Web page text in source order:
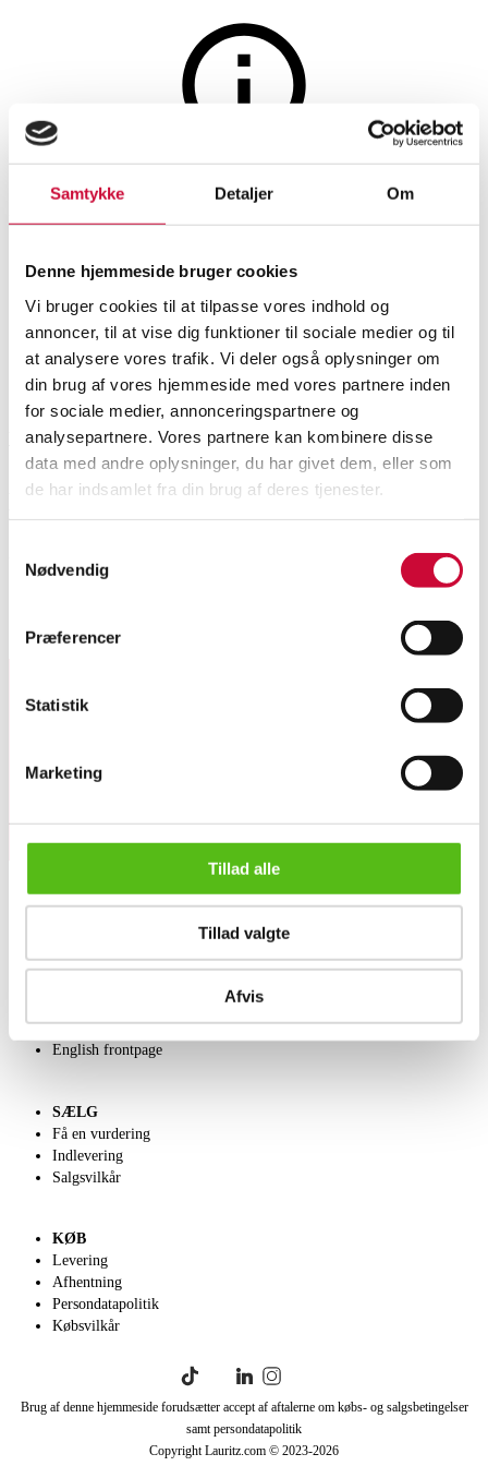
Samtykke Detaljer Om
Denne hjemmeside bruger cookies
Vi bruger cookies til at tilpasse vores indhold og
annoncer, til at vise dig funktioner til sociale medier og til
at analysere vores trafik. Vi deler også oplysninger om
din brug af vores hjemmeside med vores partnere inden
for sociale medier, annonceringspartnere og
analysepartnere. Vores partnere kan kombinere disse
data med andre oplysninger, du har givet dem, eller som
de har indsamlet fra din brug af deres tjenester.
Nødvendig
Præferencer
Statistik
Marketing
Tillad alle
Tillad valgte
Afvis
Sofaborde, småborde
Ubekendt møbelarkitekt, sidebord af palisander, 1960'erne
Ubekendt møbelarkitekt,
sidebord af palisander,
1960'erne
SHOWROOM
Vejle
VURDERING
DKK 1.900
VARENUMMER
6542150
Beskrivelse
Ubekendt møbelarkitekt, sidebord af fineret og massiv palisander,
Tilmeld dig vores nyhedsbrev og modtag nyheder samt
Om Lauritz.com
Klassisk Auktion
English frontpage
SÆLG
Få en vurdering
Indlevering
Salgsvilkår
KØB
Levering
Afhentning
Persondatapolitik
Købsvilkår
Brug af denne hjemmeside forudsætter accept af aftalerne om købs- og salgsbetingelser
samt persondatapolitik
Copyright Lauritz.com © 2023-2026